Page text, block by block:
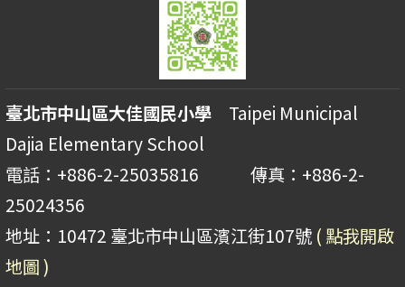
臺北市中山區大佳國民小學 Taipei Municipal
Dajia Elementary School
電話：+886-2-25035816 傳真：+886-2-
25024356
地址：10472 臺北市中山區濱江街107號 ( 點我開啟
地圖 )